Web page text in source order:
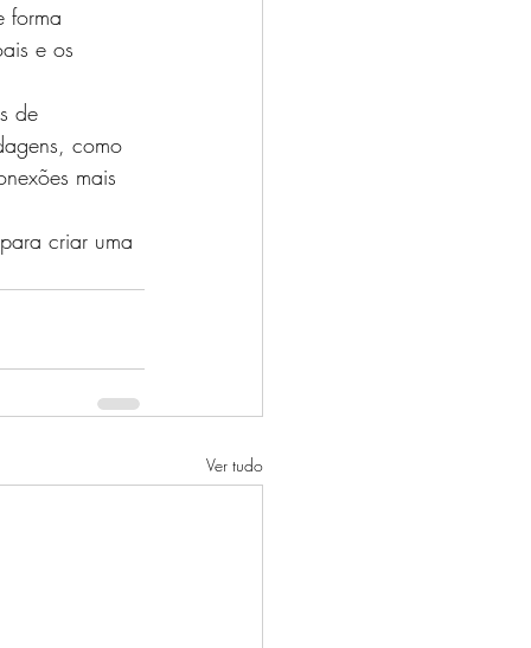
forma
e os
de
como
mais
criar uma
Ver tudo